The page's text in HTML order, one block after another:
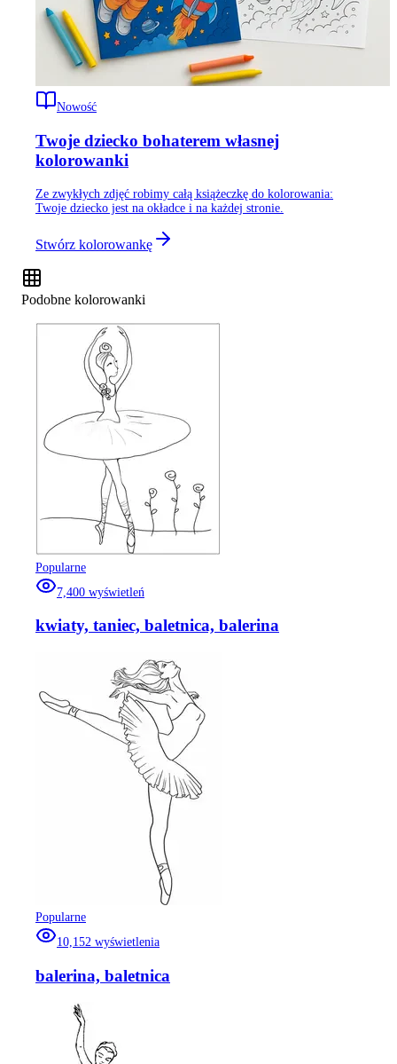
Nowość
Twoje dziecko bohaterem własnej
kolorowanki
Ze zwykłych zdjęć robimy całą książeczkę do kolorowania:
Twoje dziecko jest na okładce i na każdej stronie.
Stwórz kolorowankę
Podobne kolorowanki
Popularne
7,400 wyświetleń
kwiaty, taniec, baletnica, balerina
Popularne
10,152 wyświetlenia
balerina, baletnica